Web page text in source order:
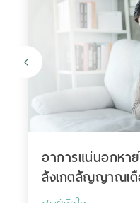
อาการแน่นอกหาย
สังเกตสัญญาณเตื